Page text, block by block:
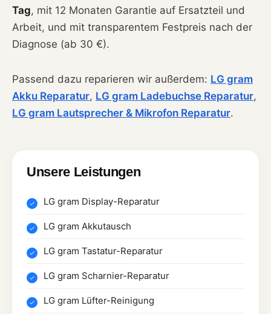
Tag, mit 12 Monaten Garantie auf Ersatzteil und
Arbeit, und mit transparentem Festpreis nach der
Diagnose (ab 30 €).
Passend dazu reparieren wir außerdem: LG gram
Akku Reparatur, LG gram Ladebuchse Reparatur,
LG gram Lautsprecher & Mikrofon Reparatur.
Unsere Leistungen
LG gram Display-Reparatur
LG gram Akkutausch
LG gram Tastatur-Reparatur
LG gram Scharnier-Reparatur
LG gram Lüfter-Reinigung